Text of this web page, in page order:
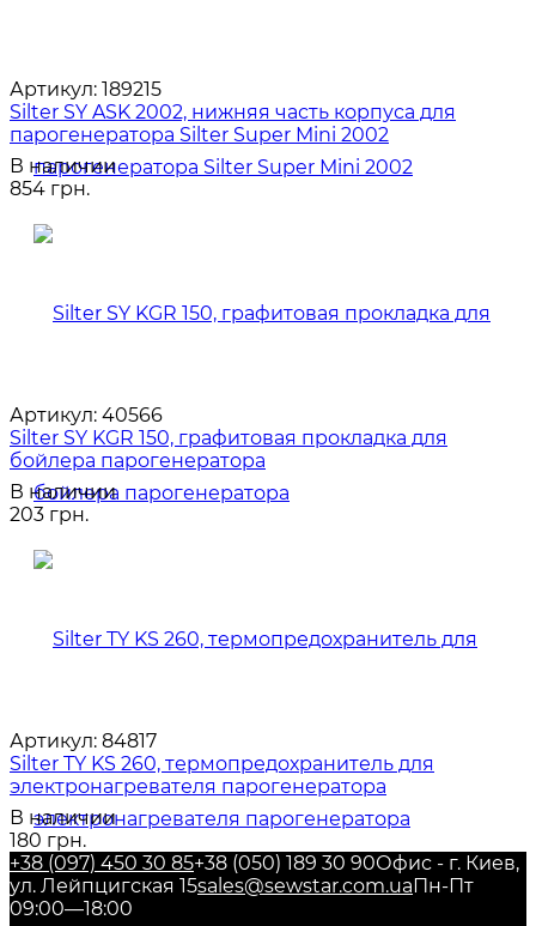
Артикул: 189215
Silter SY ASK 2002, нижняя часть корпуса для
парогенератора Silter Super Mini 2002
В наличии
854 грн.
Артикул: 40566
Silter SY KGR 150, графитовая прокладка для
бойлера парогенератора
В наличии
203 грн.
Артикул: 84817
Silter TY KS 260, термопредохранитель для
электронагревателя парогенератора
В наличии
180 грн.
+38 (097) 450 30 85+38 (050) 189 30 90Офис - г. Киев,
ул. Лейпцигская 15sales@sewstar.com.uaПн-Пт
09:00—18:00